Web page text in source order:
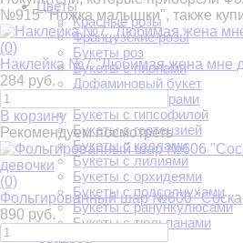
Цветы
Красные розы
Французские розы
Букеты роз
Букеты с пионами
Дофаминовый букет
Букеты с герберами
Букеты с гипсофилой
Букеты с гортензией
Букеты с каллами
Букеты с лилиями
Букеты с орхидеями
Букеты с подсолнухами
Букеты с ранункулюсами
Букеты с тюльпанами
Свадьба
№915 "Ножка малышки", также
(0)
Наклейка №7 "Любимая жена мне
284 руб.
В корзину
Рекомендуем посмотреть
(0)
Фольгированный шар №606
890 руб.